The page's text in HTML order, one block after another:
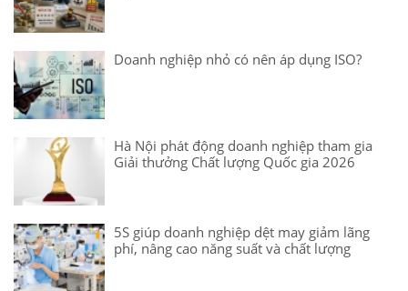
Doanh nghiệp nhỏ có nên áp dụng ISO?
Hà Nội phát động doanh nghiệp tham gia
Giải thưởng Chất lượng Quốc gia 2026
5S giúp doanh nghiệp dệt may giảm lãng
phí, nâng cao năng suất và chất lượng